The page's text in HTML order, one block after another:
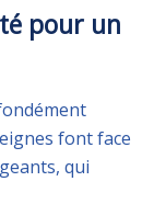
pour un
font face
qui